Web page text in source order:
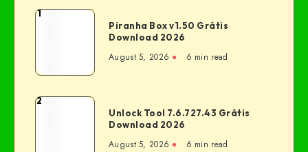
1
Piranha Box v1.50 Grátis
Download 2026
August 5, 2026 6 min read
2
Unlock Tool 7.6.727.43 Grátis
Download 2026
August 5, 2026 6 min read